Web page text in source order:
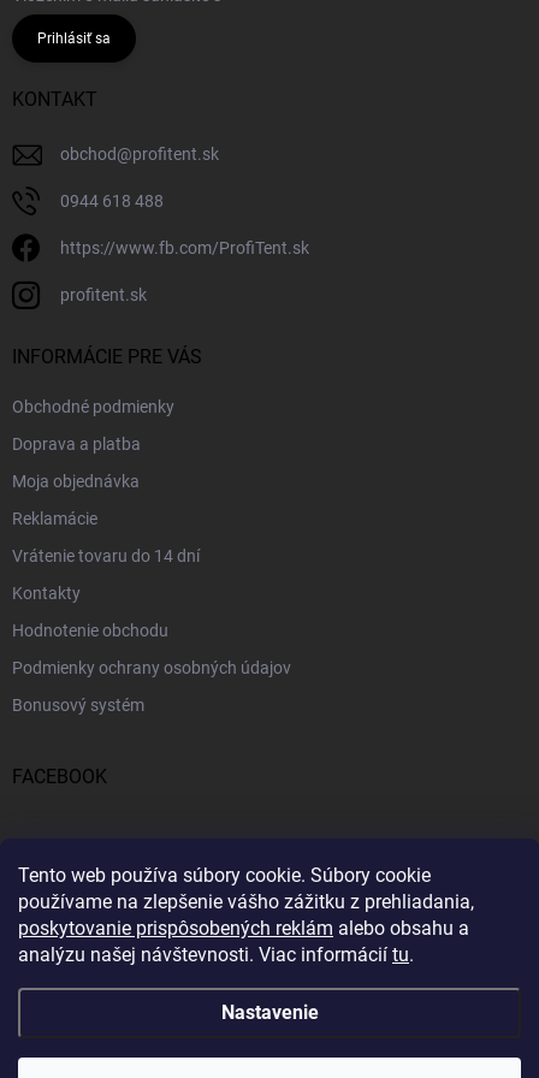
Tento web používa súbory cookie. Súbory cookie
používame na zlepšenie vášho zážitku z prehliadania,
poskytovanie prispôsobených reklám alebo obsahu a
analýzu našej návštevnosti. Viac informácií tu.
Nastavenie
Prihlásiť sa
KONTAKT
obchod@profitent.sk
0944 618 488
https://www.fb.com/ProfiTent.sk
profitent.sk
INFORMÁCIE PRE VÁS
Obchodné podmienky
Doprava a platba
Moja objednávka
Reklamácie
Vrátenie tovaru do 14 dní
Kontakty
Hodnotenie obchodu
Podmienky ochrany osobných údajov
Bonusový systém
FACEBOOK
PRIJÍMAME ONLINE PLATBY